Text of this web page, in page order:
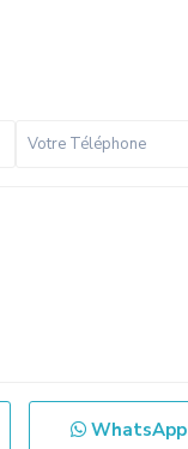
WhatsApp